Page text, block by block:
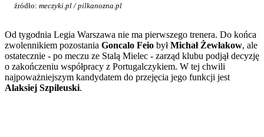
źródło: meczyki.pl / pilkanozna.pl
Od tygodnia Legia Warszawa nie ma pierwszego trenera. Do końca
zwolennikiem pozostania Goncalo Feio byłMichał Żewłakow, ale
ostatecznie - po meczu ze Stalą Mielec - zarząd klubu podjął decyzję
o zakończeniu współpracy z Portugalczykiem. W tej chwili
najpoważniejszym kandydatem do przejęcia jego funkcji jest
Alaksiej Szpileuski.